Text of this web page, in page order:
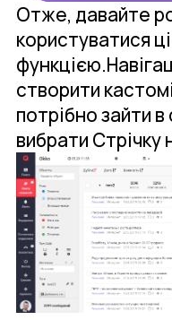
Отже, давайте
користуватися
створити
потрібно зайти
вибрати Стрічку